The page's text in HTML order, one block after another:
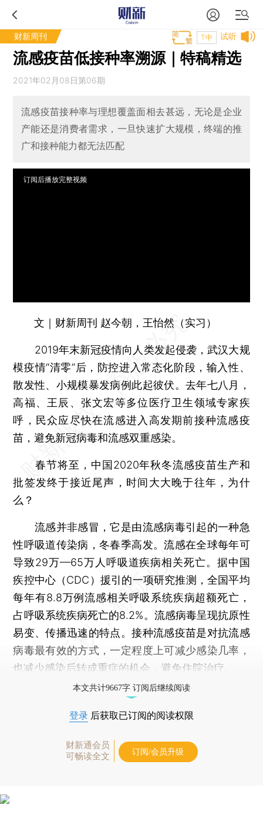
财新周刊 试听
T中
流感疫苗低接种率溯源｜特稿精选
2021年02月08日第06期
流感疫苗接种率与理想覆盖面相去甚远，无论是企业
产能还是消费者需求，一旦快速扩大规模，终端的推
广和接种能力都无法匹配
订阅后播放完整视频
文｜财新周刊 赵今朝，王怡然（实习）
2019年末新冠疫情向人类发起侵袭，武汉大规
模疫情“清零”后，防控进入常态化阶段，输入性、
散发性、小规模暴发病例此起彼伏。去年七八月，
高福、王辰、张文宏等多位医疗卫生领域专家疾
呼，民众应尽快在流感进入高发期前接种流感疫
苗，避免新冠病毒和流感双重感染。
春节将至，中国2020年秋冬流感疫苗生产和
批签发终于接近尾声，时间大大晚于往年，为什
么？
流感并非感冒，它是由流感病毒引起的一种急
性呼吸道传染病，冬春季高发。流感在全球每年可
导致29万—65万人呼吸道疾病相关死亡。据中国
疾控中心（CDC）援引的一项研究推测，全国平均
每年有8.8万例流感相关呼吸系统疾病超额死亡，
占呼吸系统疾病死亡的8.2%。流感病毒呈现抗原性
易变、传播迅速的特点。接种流感疫苗是对抗流感
病毒最有效的方式，一定程度上可减少感染几率，
也减少感染后转成重症的机会，避免住院治疗。
本文共计9667字 订阅后继续阅读
登录 后获取已订阅的阅读权限
财新通会员
可畅读全文
订阅/会员升级